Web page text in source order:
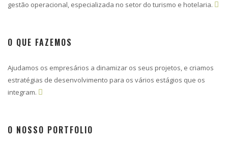
gestão operacional, especializada no setor do turismo e hotelaria. 
O QUE FAZEMOS
Ajudamos os empresários a dinamizar os seus projetos, e criamos
estratégias de desenvolvimento para os vários estágios que os
integram. 
O NOSSO PORTFOLIO